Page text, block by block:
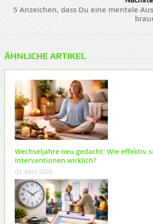
5 Anzeichen, dass Du eine mentale
ÄHNLICHE ARTIKEL
Wechseljahre neu gedacht: Wie effektiv
Interventionen wirklich?
03. April 2026